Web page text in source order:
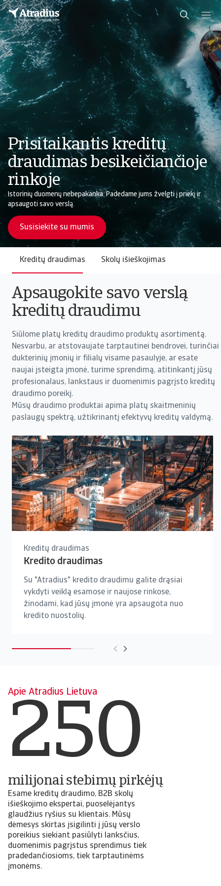
Prisitaikantis kreditų
draudimas besikeičiančioje
rinkoje
Istorinių duomenų nebepakanka. Padedame jums žvelgti į priekį ir
apsaugoti savo verslą.
Susisiekite su mumis
Kreditų draudimas Skolų išieškojimas
Apsaugokite savo verslą
kreditų draudimu
Siūlome platų kreditų draudimo produktų asortimentą.
Nesvarbu, ar atstovaujate tarptautinei bendrovei, turinčiai
dukterinių įmonių ir filialų visame pasaulyje, ar esate
naujai įsteigta įmonė, turime sprendimą, atitinkantį jūsų
profesionalaus, lankstaus ir duomenimis pagrįsto kreditų
draudimo poreikį.
Mūsų draudimo produktai apima platų skaitmeninių
paslaugų spektrą, užtikrinantį efektyvų kreditų valdymą.
Kreditų draudimas
Kredito draudimas
Su "Atradius" kredito draudimu galite drąsiai
vykdyti veiklą esamose ir naujose rinkose,
žinodami, kad jūsų įmonė yra apsaugota nuo
kredito nuostolių.
Apie Atradius Lietuva
250
milijonai stebimų pirkėjų
Esame kreditų draudimo, B2B skolų
išieškojimo ekspertai, puoselėjantys
glaudžius ryšius su klientais. Mūsų
dėmesys skirtas įsigilinti į jūsų verslo
poreikius siekiant pasiūlyti lanksčius,
duomenimis pagrįstus sprendimus tiek
pradedančiosioms, tiek tarptautinėms
įmonėms.